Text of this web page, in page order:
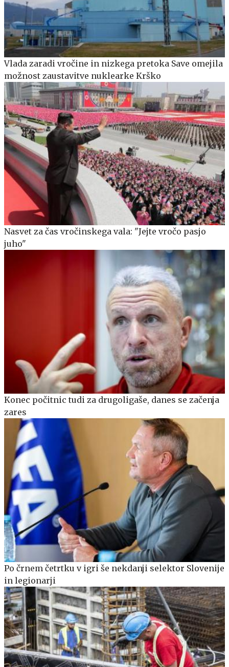
Vlada zaradi vročine in nizkega pretoka Save omejila
možnost zaustavitve nuklearke Krško
Nasvet za čas vročinskega vala: "Jejte vročo pasjo
juho"
Konec počitnic tudi za drugoligaše, danes se začenja
zares
Po črnem četrtku v igri še nekdanji selektor Slovenije
in legionarji